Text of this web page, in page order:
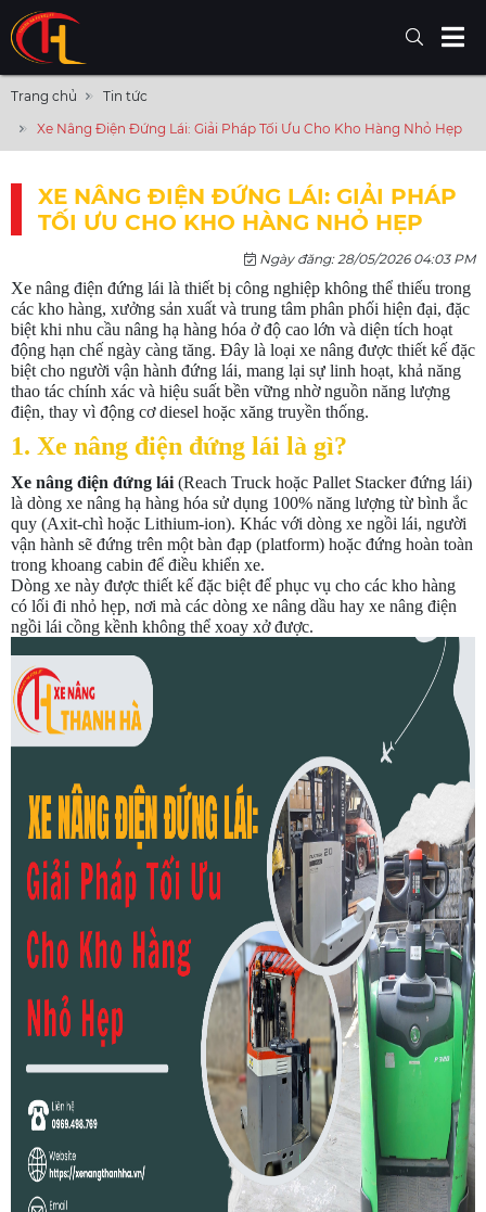
Trang chủ
Tin tức
Xe Nâng Điện Đứng Lái: Giải Pháp Tối Ưu Cho Kho Hàng Nhỏ Hẹp
XE NÂNG ĐIỆN ĐỨNG LÁI: GIẢI PHÁP
TỐI ƯU CHO KHO HÀNG NHỎ HẸP
Ngày đăng: 28/05/2026 04:03 PM
Xe nâng điện đứng lái là thiết bị công nghiệp không thể thiếu trong
các kho hàng, xưởng sản xuất và trung tâm phân phối hiện đại, đặc
biệt khi nhu cầu nâng hạ hàng hóa ở độ cao lớn và diện tích hoạt
động hạn chế ngày càng tăng. Đây là loại xe nâng được thiết kế đặc
biệt cho người vận hành đứng lái, mang lại sự linh hoạt, khả năng
thao tác chính xác và hiệu suất bền vững nhờ nguồn năng lượng
điện, thay vì động cơ diesel hoặc xăng truyền thống.
1. Xe nâng điện đứng lái là gì?
Xe nâng điện đứng lái (Reach Truck hoặc Pallet Stacker đứng lái)
là dòng xe nâng hạ hàng hóa sử dụng 100% năng lượng từ bình ắc
quy (Axit-chì hoặc Lithium-ion). Khác với dòng xe ngồi lái, người
vận hành sẽ đứng trên một bàn đạp (platform) hoặc đứng hoàn toàn
trong khoang cabin để điều khiển xe.
Dòng xe này được thiết kế đặc biệt để phục vụ cho các kho hàng
có lối đi nhỏ hẹp, nơi mà các dòng xe nâng dầu hay xe nâng điện
ngồi lái cồng kềnh không thể xoay xở được.